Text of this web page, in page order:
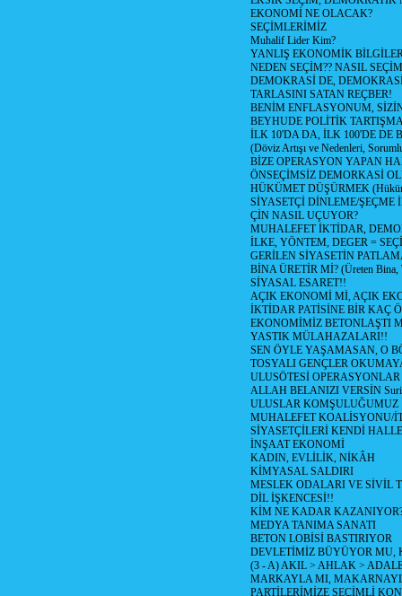
EKONOMİ NE OLACAK?
SEÇİMLERİMİZ
Muhalif Lider Kim?
YANLIŞ EKONOMİK
NEDEN SEÇİM?? NASIL
DEMOKRASİ DE,
TARLASINI SATAN REÇBER!
BENİM ENFLASYONUM,
BEYHUDE POLİTİK
İLK 10'DA DA, İLK 100'DE DE
(Döviz Artışı ve Nedenleri,
BİZE OPERASYON YAPAN
ÖNSEÇİMSİZ DEMORKASİ
HÜKÜMET DÜŞÜRMEK
SİYASETÇİ DİNLEME/ŞEÇME
ÇİN NASIL UÇUYOR?
MUHALEFET İKTİDAR,
İLKE, YÖNTEM, DEGER =
GERİLEN SİYASETİN
BİNA ÜRETİR Mİ? (Üreten Bina,
SİYASAL ESARET!!
AÇIK EKONOMİ Mİ, AÇIK
İKTİDAR PATİSİNE BİR KAÇ
EKONOMİMİZ BETONLAŞTI
YASTIK MÜLAHAZALARI!!
SEN ÖYLE YAŞAMASAN, O
TOSYALI GENÇLER
ULUSÖTESİ OPERASYONLAR
ALLAH BELANIZI VERSİN
ULUSLAR KOMŞULUĞUMUZ
MUHALEFET KOALİSYONU/
SİYASETÇİLERİ KENDİ
İNŞAAT EKONOMİ
KADIN, EVLİLİK, NİKÂH
KİMYASAL SALDIRI
MESLEK ODALARI VE SİVİL
DİL İŞKENCESİ!!
KİM NE KADAR
MEDYA TANIMA SANATI
BETON LOBİSİ BASTIRIYOR
DEVLETİMİZ BÜYÜYOR MU,
(3 - A) AKIL > AHLAK >
MARKAYLA MI,
PARTİLERİMİZE SEÇİMLİ